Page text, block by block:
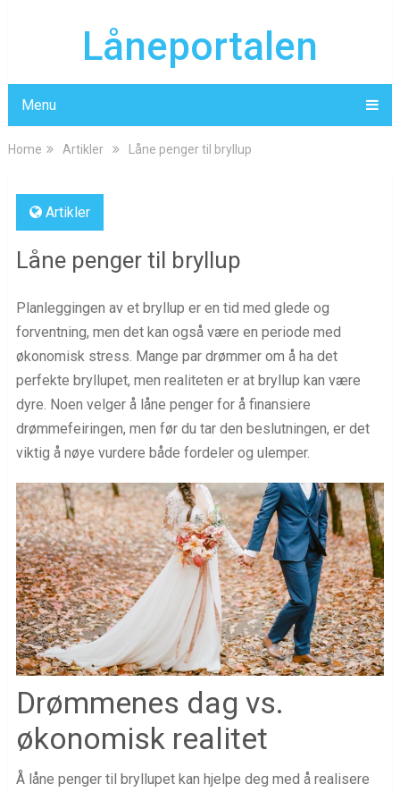
Låneportalen
Menu
Home Artikler Låne penger til bryllup
Artikler
Låne penger til bryllup
Planleggingen av et bryllup er en tid med glede og
forventning, men det kan også være en periode med
økonomisk stress. Mange par drømmer om å ha det
perfekte bryllupet, men realiteten er at bryllup kan være
dyre. Noen velger å låne penger for å finansiere
drømmefeiringen, men før du tar den beslutningen, er det
viktig å nøye vurdere både fordeler og ulemper.
Drømmenes dag vs.
økonomisk realitet
Å låne penger til bryllupet kan hjelpe deg med å realisere